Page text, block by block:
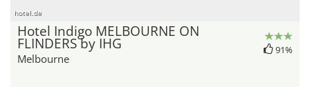
hotel.de
Hotel Indigo MELBOURNE ON
FLINDERS by IHG
Melbourne
91%